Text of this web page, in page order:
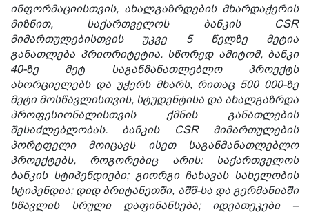
ინფორმაციისთვის, ახალგაზრდების მხარდაჭერის
მიზნით, საქართველოს ბანკის CSR
მიმართულებისთვის უკვე 5 წელზე მეტია
განათლება პრიორიტეტია. სწორედ ამიტომ, ბანკი
40-ზე მეტ საგანმანათლებლო პროექტს
ახორციელებს და უჭერს მხარს, რითაც 500 000-ზე
მეტი მოსწავლისთვის, სტუდენტისა და ახალგაზრდა
პროფესიონალისთვის ქმნის განათლების
შესაძლებლობას. ბანკის CSR მიმართულების
პორტფელი მოიცავს ისეთ საგანმანათლებლო
პროექტებს, როგორებიც არის: საქართველოს
ბანკის სტიპენდიები; გიორგი ჩახავას სახელობის
სტიპენდია; დიდ ბრიტანეთში, აშშ-სა და გერმანიაში
სწავლის სრული დაფინანსება; იდეათეკები –